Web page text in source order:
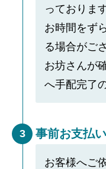
っておりま
お時間をず
る場合がご
お坊さんが
へ手配完了
3 事前お支払い
お客様へご